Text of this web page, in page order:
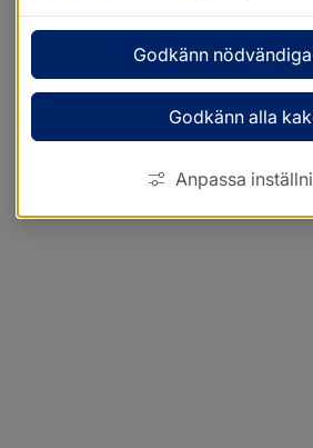
Godkänn
Godkänn alla
Anpassa